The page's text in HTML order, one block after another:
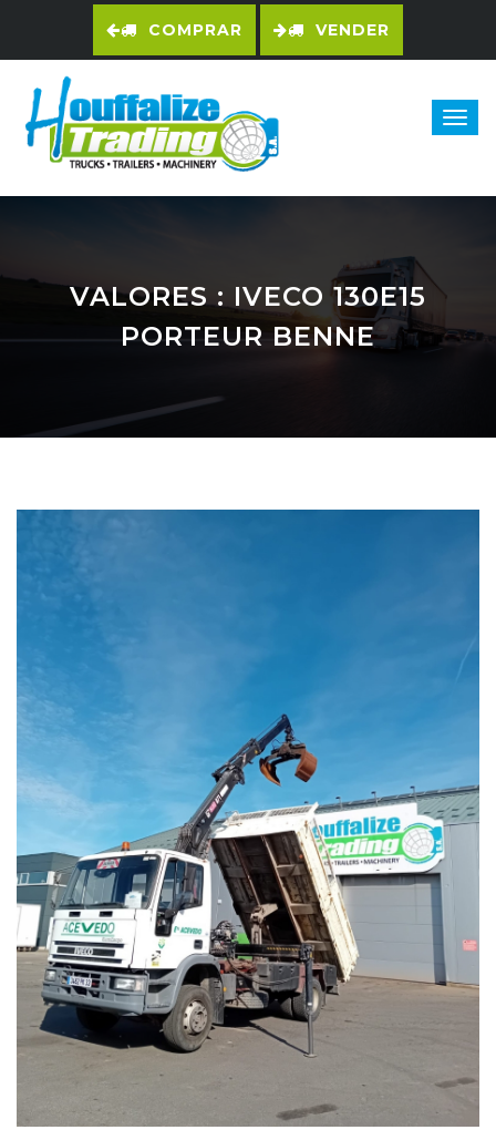
COMPRAR VENDER
VALORES: IVECO 130E15
PORTEUR BENNE